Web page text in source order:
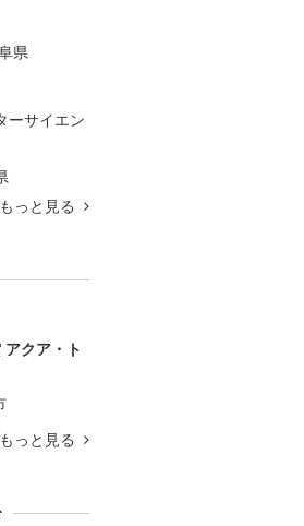
県
ーサイエン
もっと見る
クア・ト
っと見る